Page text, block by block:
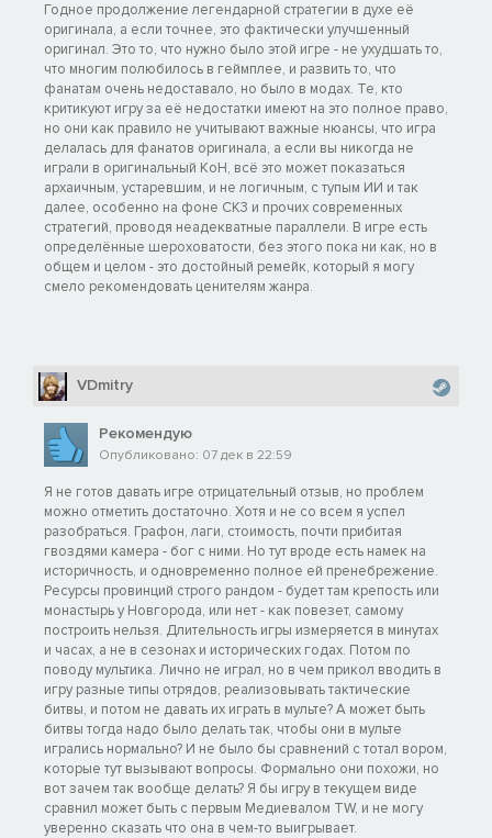
Годное продолжение легендарной стратегии в духе её
оригинала, а если точнее, это фактически улучшенный
оригинал. Это то, что нужно было этой игре - не ухудшать то,
что многим полюбилось в геймплее, и развить то, что
фанатам очень недоставало, но было в модах. Те, кто
критикуют игру за её недостатки имеют на это полное право,
но они как правило не учитывают важные нюансы, что игра
делалась для фанатов оригинала, а если вы никогда не
играли в оригинальный KoH, всё это может показаться
архаичным, устаревшим, и не логичным, с тупым ИИ и так
далее, особенно на фоне CK3 и прочих современных
стратегий, проводя неадекватные параллели. В игре есть
определённые шероховатости, без этого пока ни как, но в
общем и целом - это достойный ремейк, который я могу
смело рекомендовать ценителям жанра.
VDmitry
Рекомендую
Опубликовано: 07 дек в 22:59
Я не готов давать игре отрицательный отзыв, но проблем
можно отметить достаточно. Хотя и не со всем я успел
разобраться. Графон, лаги, стоимость, почти прибитая
гвоздями камера - бог с ними. Но тут вроде есть намек на
историчность, и одновременно полное ей пренебрежение.
Ресурсы провинций строго рандом - будет там крепость или
монастырь у Новгорода, или нет - как повезет, самому
построить нельзя. Длительность игры измеряется в минутах
и часах, а не в сезонах и исторических годах. Потом по
поводу мультика. Лично не играл, но в чем прикол вводить в
игру разные типы отрядов, реализовывать тактические
битвы, и потом не давать их играть в мульте? А может быть
битвы тогда надо было делать так, чтобы они в мульте
игрались нормально? И не было бы сравнений с тотал вором,
которые тут вызывают вопросы. Формально они похожи, но
вот зачем так вообще делать? Я бы игру в текущем виде
сравнил может быть с первым Медиевалом TW, и не могу
уверенно сказать что она в чем-то выигрывает.